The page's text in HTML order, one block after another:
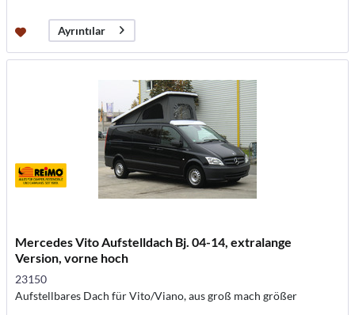
Ayrıntılar
Mercedes Vito Aufstelldach Bj. 04-14, extralange
Version, vorne hoch
23150
Aufstellbares Dach für Vito/Viano, aus groß mach größer